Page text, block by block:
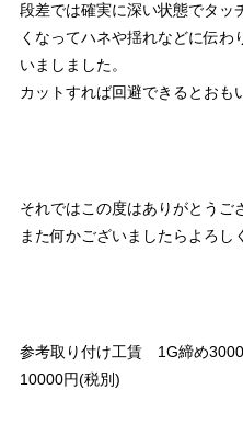
段差では確実に深い状態でタッ
くなってハネや揺れなどに伝
いましました。
カットすれば回避できるとおも
それではこの度はありがとうご
また何かございましたらよろし
参考取り付け工賃 1G締め
10000円(税別)